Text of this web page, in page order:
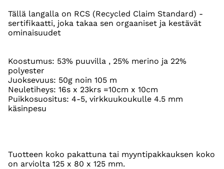
Tällä langalla on RCS (Recycled Claim Standard) -
sertifikaatti, joka takaa sen orgaaniset ja kestävät
ominaisuudet
Koostumus: 53% puuvilla , 25% merino ja 22%
polyester
Juoksevuus: 50g noin 105 m
Neuletiheys: 16s x 23krs =10cm x 10cm
Puikkosuositus: 4-5, virkkuukoukulle 4.5 mm
käsinpesu
Tuotteen koko pakattuna tai myyntipakkauksen koko
on arviolta 125 x 80 x 125 mm.